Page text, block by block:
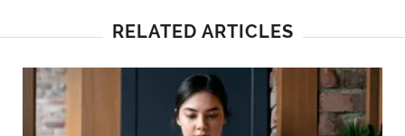
RELATED ARTICLES